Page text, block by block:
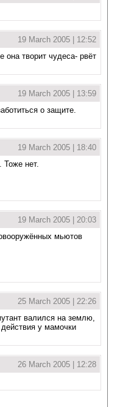
19 March 2005 | 12:52
творит чудеса- рвёт
19 March 2005 | 13:59
о защите.
19 March 2005 | 18:40
Тоже нет.
19 March 2005 | 20:03
мьютов
25 March 2005 | 22:26
валился на землю,
у мамочки
26 March 2005 | 12:28